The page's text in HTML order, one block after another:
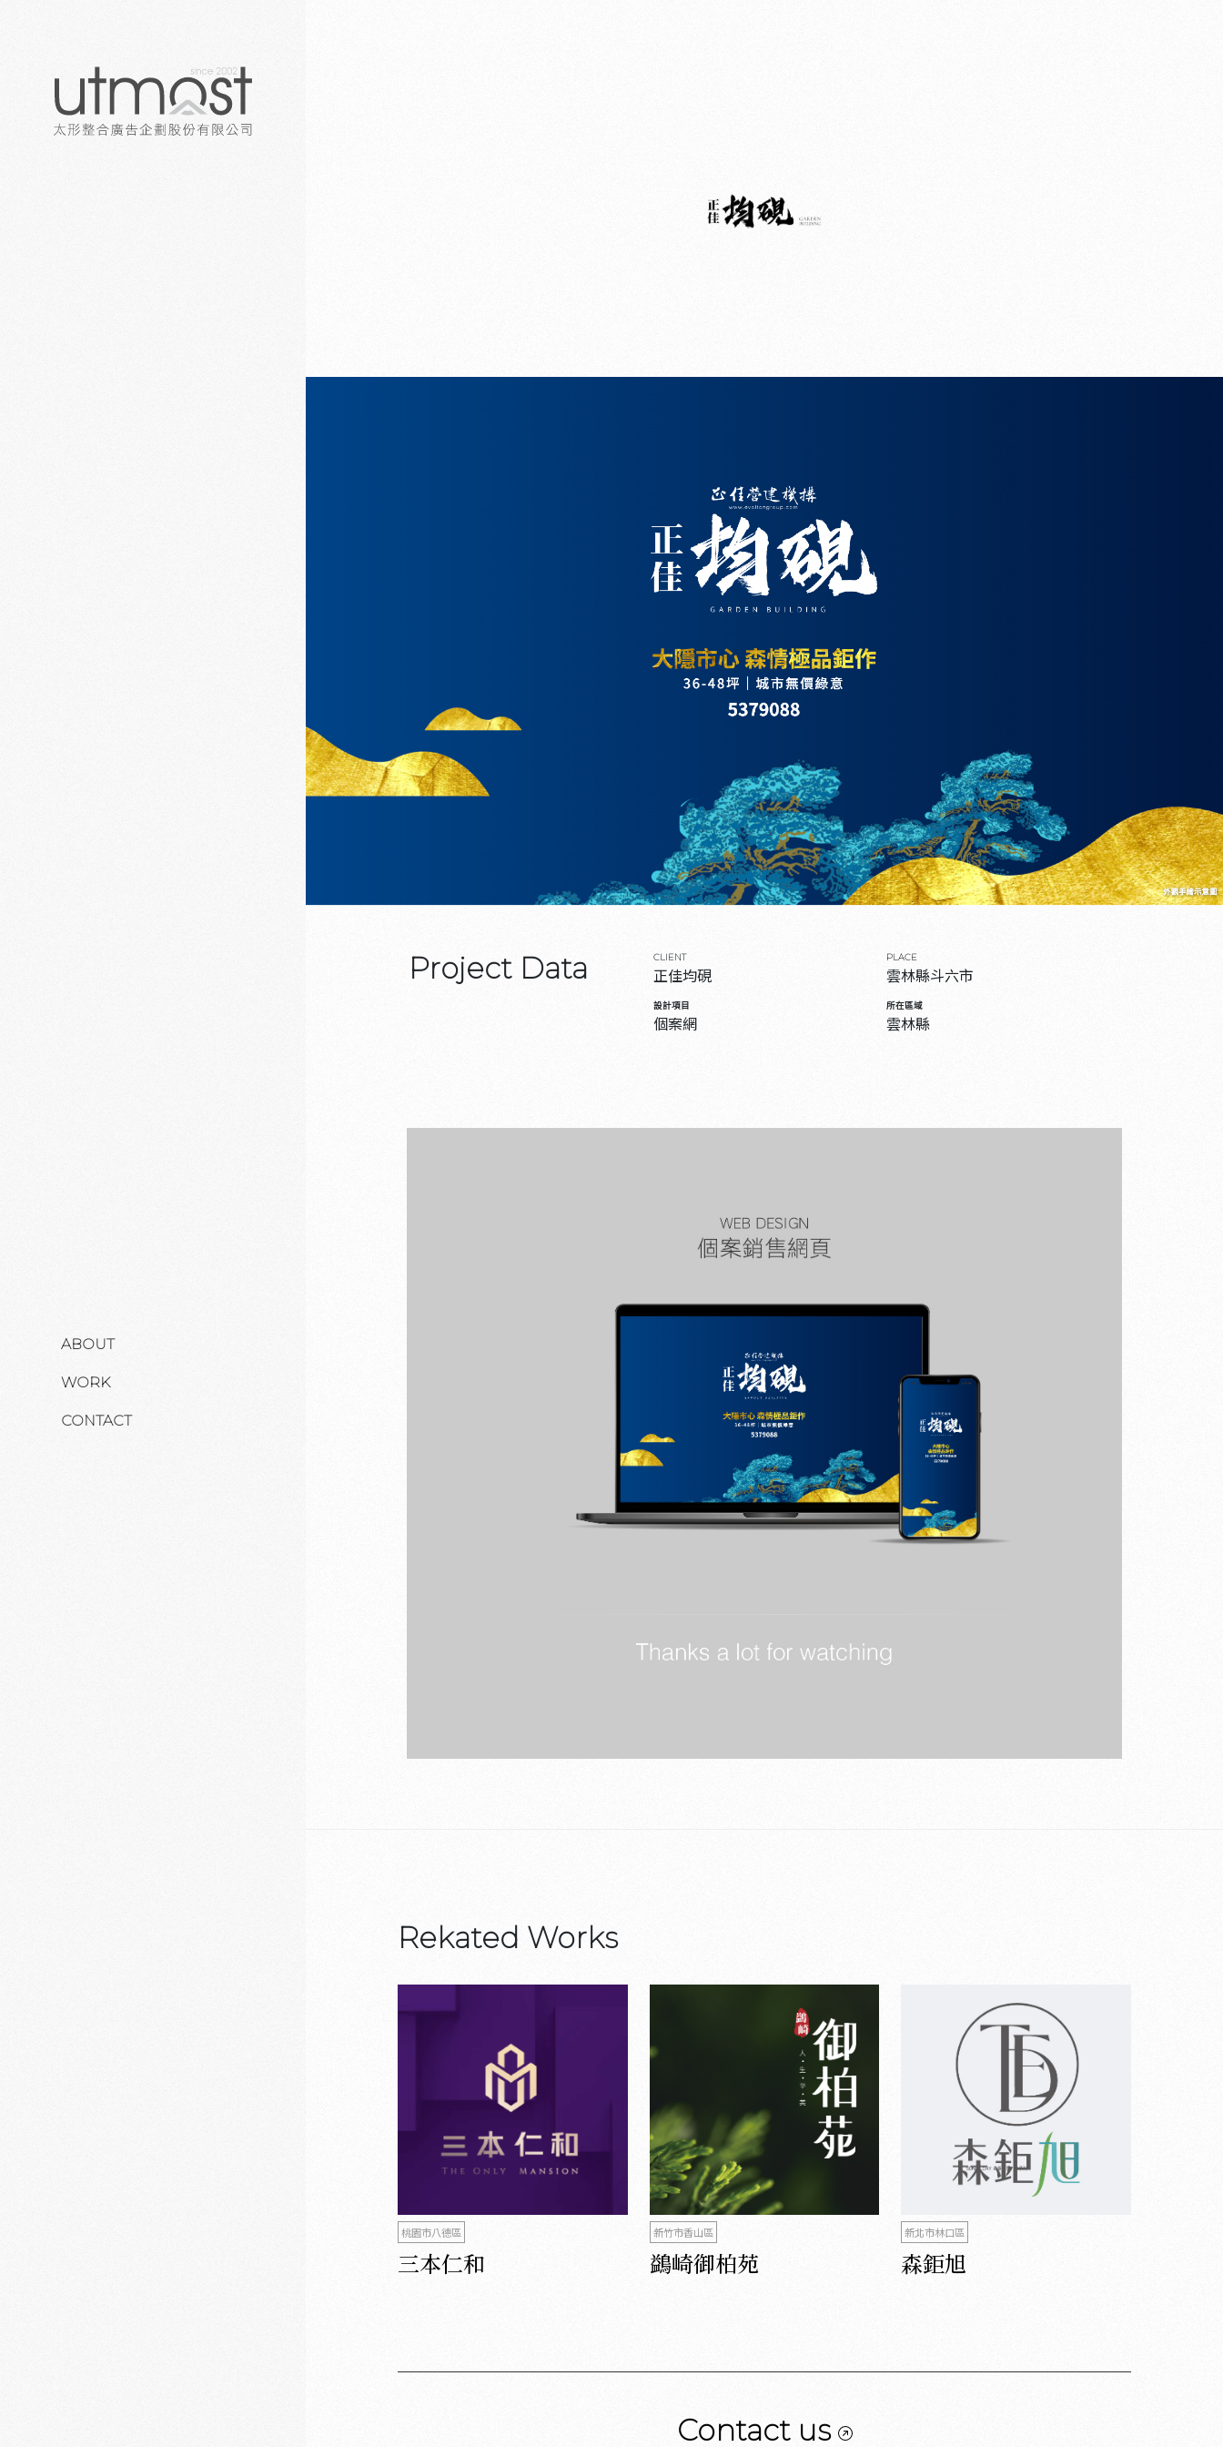
ABOUT
WORK
CONTACT
Project Data CLIENT
正佳均硯
PLACE
雲林縣斗六市
設計項目
個案網
所在區域
雲林縣
Rekated Works
桃園市八德區
三本仁和
新竹市香山區
鷁崎御柏苑
新北市林口區
森鉅旭
Contact us